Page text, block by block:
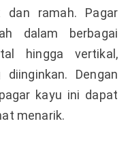
dan ramah. Pagar
dalam berbagai
hingga vertikal,
Dengan
kayu ini dapat
menarik.